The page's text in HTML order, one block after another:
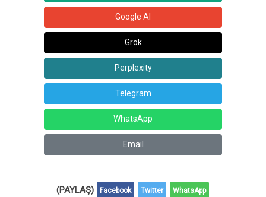
Google AI
Grok
Perplexity
Telegram
WhatsApp
Email
(PAYLAŞ) Facebook Twitter WhatsApp